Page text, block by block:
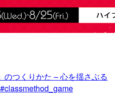
つくりかた – 心を揺さぶる